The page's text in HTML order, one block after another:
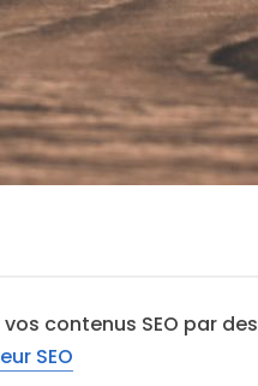
contenus SEO par des
SEO